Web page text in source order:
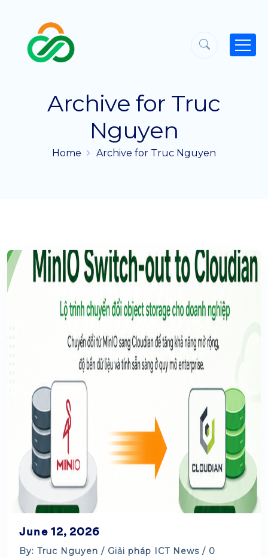
Archive for Truc
Nguyen
Home Archive for Truc Nguyen
June 12, 2026
By: Truc Nguyen / Giải pháp ICT News / 0